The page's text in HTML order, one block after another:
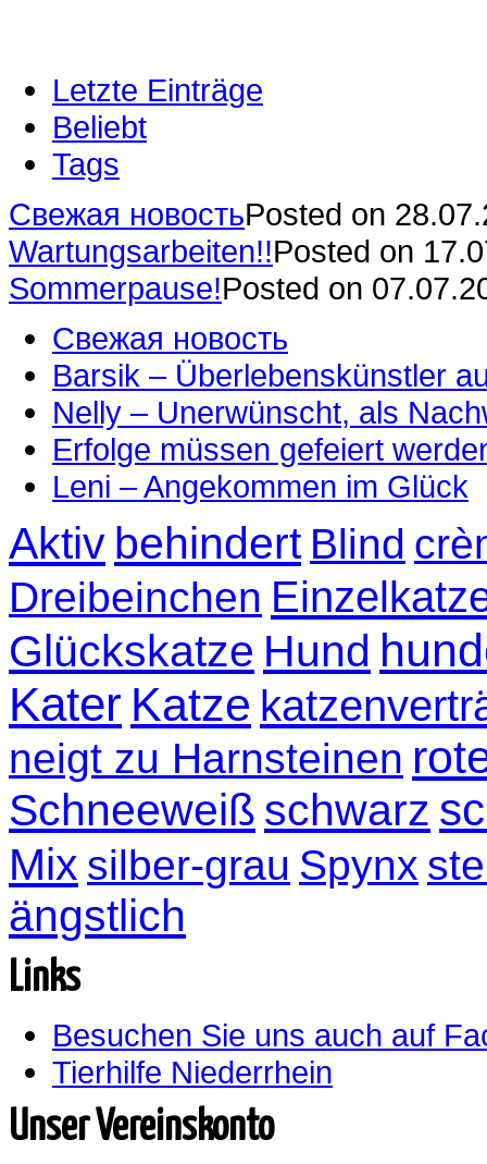
Letzte Einträge
Beliebt
Tags
Свежая новостьPosted on
Wartungsarbeiten!!Posted on
Sommerpause!Posted on
Свежая новость
Barsik – Überlebenskünstler
Nelly – Unerwünscht, als
Erfolge müssen gefeiert
Leni – Angekommen im Glück
Aktiv behindert Blind
Dreibeinchen
Glückskatze Hund
Kater Katze
neigt zu Harnsteinen
Schneeweiß schwarz
Mix silber-grau Spynx
ängstlich
Links
Besuchen Sie uns auch auf
Tierhilfe Niederrhein
Unser Vereinskonto